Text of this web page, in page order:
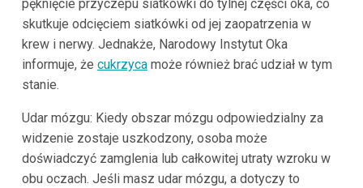
pęknięcie przyczepu siatkówki do tylnej części oka, co
skutkuje odcięciem siatkówki od jej zaopatrzenia w
krew i nerwy. Jednakże, Narodowy Instytut Oka
informuje, że cukrzycamoże również brać udział w tym
stanie.
Udar mózgu: Kiedy obszar mózgu odpowiedzialny za
widzenie zostaje uszkodzony, osoba może
doświadczyć zamglenia lub całkowitej utraty wzroku w
obu oczach. Jeśli masz udar mózgu, a dotyczy to